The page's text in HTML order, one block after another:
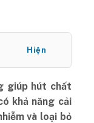
Hiện
giúp hút chất
khả năng cải
và loại bỏ